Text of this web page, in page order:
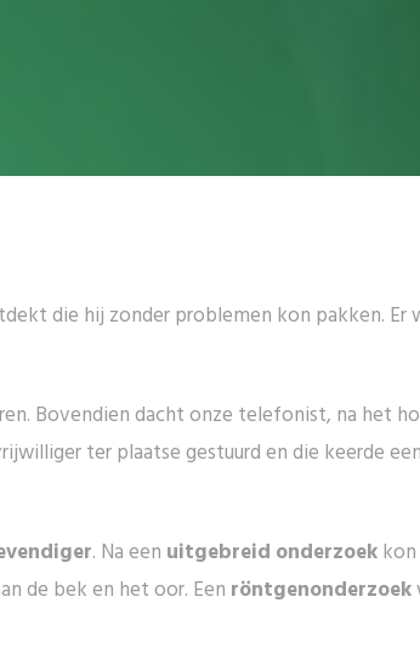
die hij zonder problemen kon pakken. Er
Bovendien dacht onze telefonist, na het
ter plaatse gestuurd en die keerde
. Na een uitgebreid onderzoek
de bek en het oor. Een röntgenonderzoek